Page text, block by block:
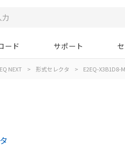
ード サポート
NEXT > 形式セレクタ > E2EQ-X3B1D8-